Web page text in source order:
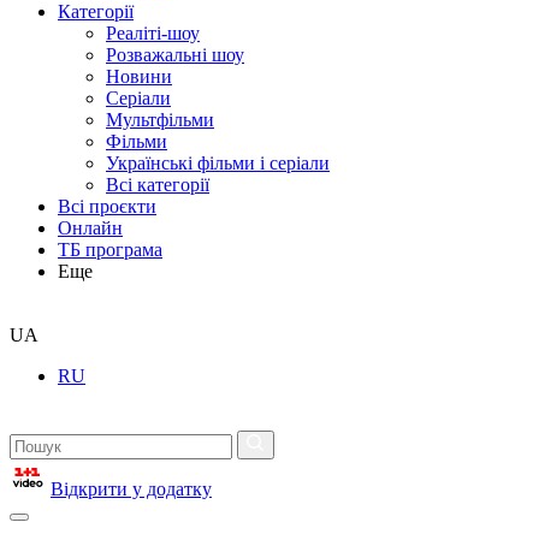
Категорії
Реаліті-шоу
Розважальні шоу
Новини
Серіали
Мультфільми
Фільми
Українські фільми і серіали
Всі категорії
Всі проєкти
Онлайн
ТБ програма
Еще
UA
RU
Відкрити у додатку